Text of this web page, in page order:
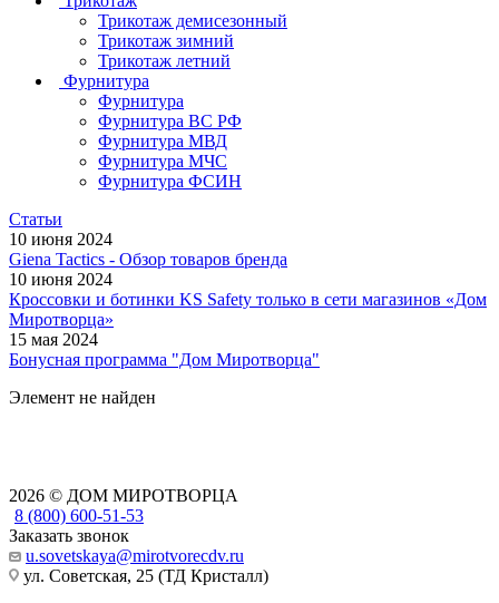
Трикотаж демисезонный
Трикотаж зимний
Трикотаж летний
Фурнитура
Фурнитура
Фурнитура ВС РФ
Фурнитура МВД
Фурнитура МЧС
Фурнитура ФСИН
Статьи
10 июня 2024
Giena Tactics - Обзор товаров бренда
10 июня 2024
Кроссовки и ботинки KS Safety только в сети магазинов «Дом
Миротворца»
15 мая 2024
Бонусная программа "Дом Миротворца"
Элемент не найден
2026 © ДОМ МИРОТВОРЦА
8 (800) 600-51-53
Заказать звонок
u.sovetskaya@mirotvorecdv.ru
ул. Советская, 25 (ТД Кристалл)